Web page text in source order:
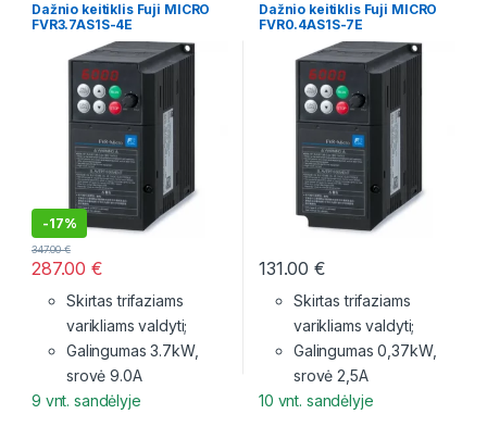
Dažnio keitiklis Fuji MICRO
FVR3.7AS1S-4E
-17%
287.00€
347.00€
Skirtas trifaziams
varikliams valdyti;
Galingumas 3.7kW,
srovė 9.0A
9 vnt. sandėlyje
Dažnio keitiklis Fuji MICRO
FVR0.4AS1S-7E
131.00€
Skirtas trifaziams
varikliams valdyti;
Galingumas 0,37kW,
srovė 2,5A
10 vnt. sandėlyje